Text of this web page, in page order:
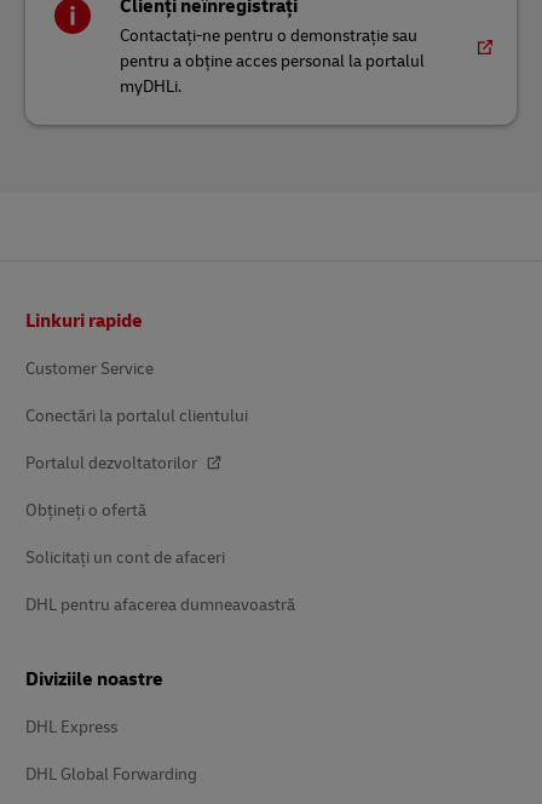
Clienți neînregistrați
Contactați-ne pentru o demonstrație sau
pentru a obține acces personal la portalul
myDHLi.
Linkuri rapide
Customer Service
Conectări la portalul clientului
Portalul dezvoltatorilor
Obțineți o ofertă
Solicitați un cont de afaceri
DHL pentru afacerea dumneavoastră
Diviziile noastre
DHL Express
DHL Global Forwarding